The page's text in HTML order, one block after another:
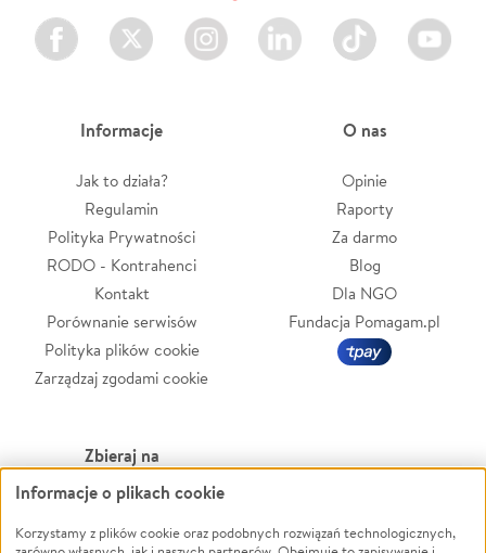
Facebook Twitter Instagram LinkedIn TikTok Youtube
Informacje
Jak to działa?
Regulamin
Polityka Prywatności
RODO - Kontrahenci
Kontakt
Porównanie serwisów
Polityka plików cookie
Zarządzaj zgodami cookie
O nas
Opinie
Raporty
Za darmo
Blog
Dla NGO
Fundacja Pomagam.pl
Zbieraj na
Leczenie
Zwierzęta
Powódź
Informacje o plikach cookie
Korzystamy z plików cookie oraz podobnych rozwiązań technologicznych,